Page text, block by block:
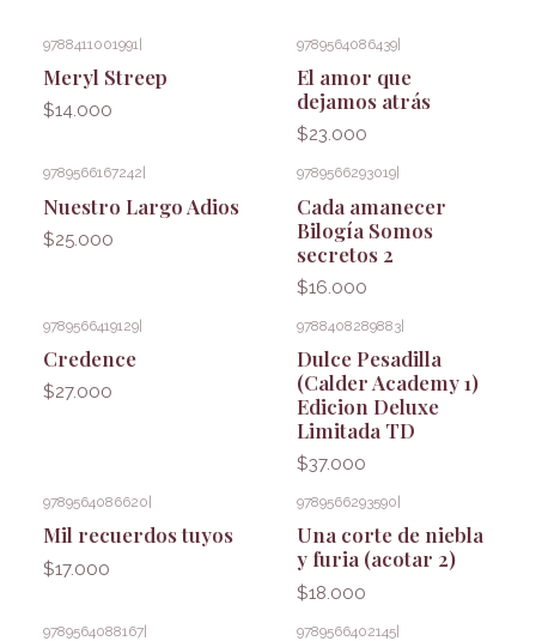
9788411001991
Meryl Streep
$14.000
9789564086439
El amor que
dejamos atrás
$23.000
9789566167242
Nuestro Largo Adios
$25.000
9789566293019
Cada amanecer
Bilogía Somos
secretos 2
$16.000
9789566419129|
Credence
$27.000
9788408289883|
Dulce Pesadilla
(Calder Academy 1)
Edicion Deluxe
Limitada TD
$37.000
9789564086620
Mil recuerdos tuyos
$17.000
9789566293590
Una corte de niebla
y furia (acotar 2)
$18.000
9789564088167| 9789566402145|